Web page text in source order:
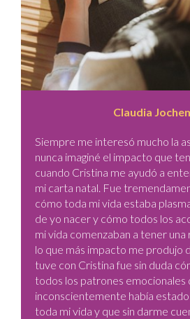
Claudia
Siempre me interesó mucho la
nunca imaginé el impacto que
cuando Cristina me ayudó a
mi carta natal. Fue
cómo toda mi vida estaba
de yo nacer y cómo todos los
mi vida comenzaban a tener una
lo que más impacto me produjo
tuve con Cristina fue sin duda
todos los patrones emocionales
inconscientemente había
toda mi vida y que sin darme